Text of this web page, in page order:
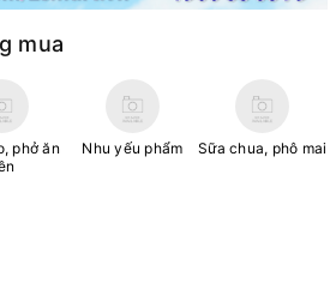
mua
phở ăn
Nhu yếu phẩm Sữa chua, phô mai